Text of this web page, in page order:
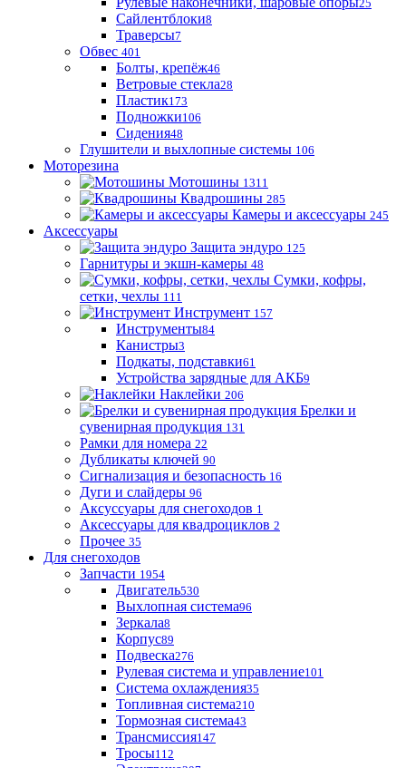
25
Сайлентблоки8
Траверсы7
Обвес 401
Болты, крепёж46
Ветровые стекла28
Пластик173
Подножки106
Сидения48
Глушители и выхлопные системы 106
Моторезина
Мотошины 1311
Квадрошины 285
Камеры и аксессуары 245
Аксессуары
Защита эндуро 125
Гарнитуры и экшн-камеры 48
Сумки, кофры,
сетки, чехлы 111
Инструмент 157
Инструменты84
Канистры3
Подкаты, подставки61
Устройства зарядные для АКБ9
Наклейки 206
Брелки и
сувенирная продукция 131
Рамки для номера 22
Дубликаты ключей 90
Сигнализация и безопасность 16
Дуги и слайдеры 96
Аксуссуары для снегоходов 1
Аксессуары для квадроциклов 2
Прочее 35
Для снегоходов
Запчасти 1954
Двигатель530
Выхлопная система96
Зеркала8
Корпус89
Подвеска276
Рулевая система и управление101
Система охлаждения35
Топливная система210
Тормозная система43
Трансмиссия147
Тросы112